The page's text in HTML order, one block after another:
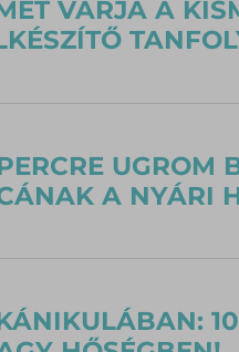
VÁRJA A
UGROM
A NYÁRI